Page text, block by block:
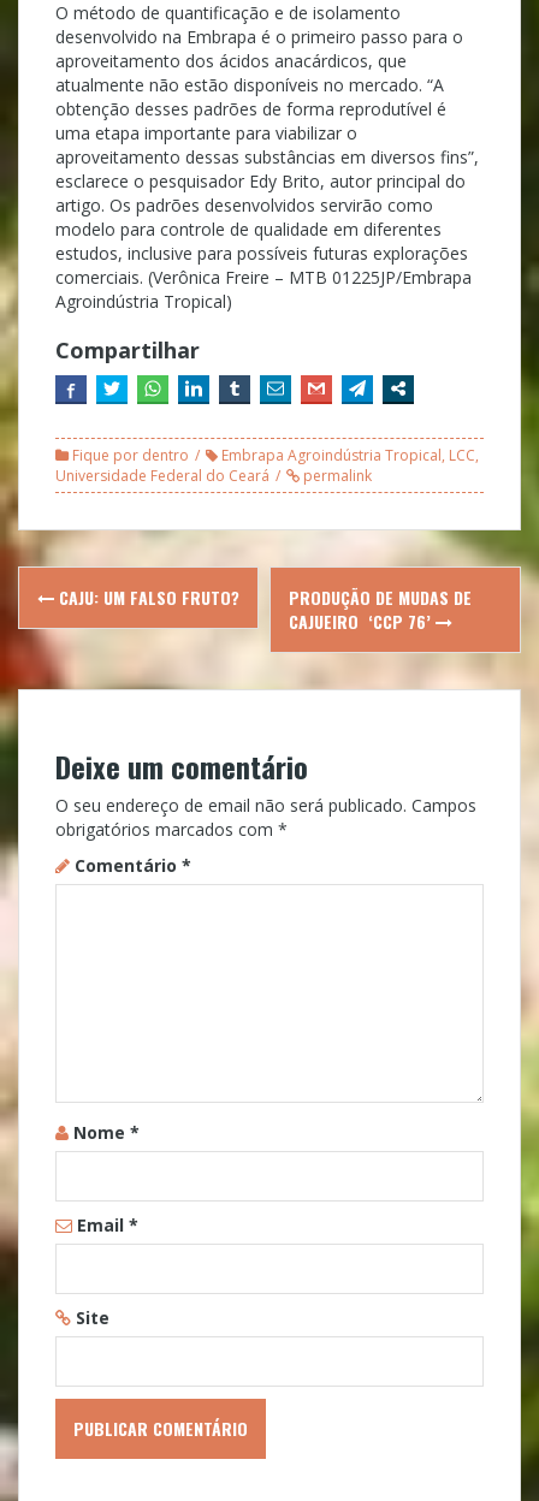
O método de quantificação e de isolamento
desenvolvido na Embrapa é o primeiro passo para o
aproveitamento dos ácidos anacárdicos, que
atualmente não estão disponíveis no mercado. “A
obtenção desses padrões de forma reprodutível é
uma etapa importante para viabilizar o
aproveitamento dessas substâncias em diversos fins”,
esclarece o pesquisador Edy Brito, autor principal do
artigo. Os padrões desenvolvidos servirão como
modelo para controle de qualidade em diferentes
estudos, inclusive para possíveis futuras explorações
comerciais. (Verônica Freire – MTB 01225JP/Embrapa
Agroindústria Tropical)
Compartilhar
Fique por dentro Embrapa Agroindústria Tropical, LCC,
Universidade Federal do Ceará
permalink
Post
navigation
CAJU: UM FALSO FRUTO?
PRODUÇÃO DE MUDAS DE
CAJUEIRO ‘CCP 76’
Deixe um comentário
O seu endereço de email não será publicado. Campos
obrigatórios marcados com *
Comentário *
Nome *
Email *
Site